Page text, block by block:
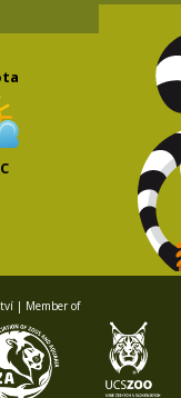
| Member of